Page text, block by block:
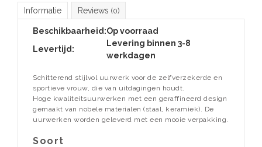
Informatie Reviews (0)
Beschikbaarheid:Op voorraad
Levertijd:
Levering binnen 3-8
werkdagen
Schitterend stijlvol uurwerk voor de zelfverzekerde en
sportieve vrouw, die van uitdagingen houdt.
Hoge kwaliteitsuurwerken met een geraffineerd design
gemaakt van nobele materialen (staal, keramiek). De
uurwerken worden geleverd met een mooie verpakking.
Soort